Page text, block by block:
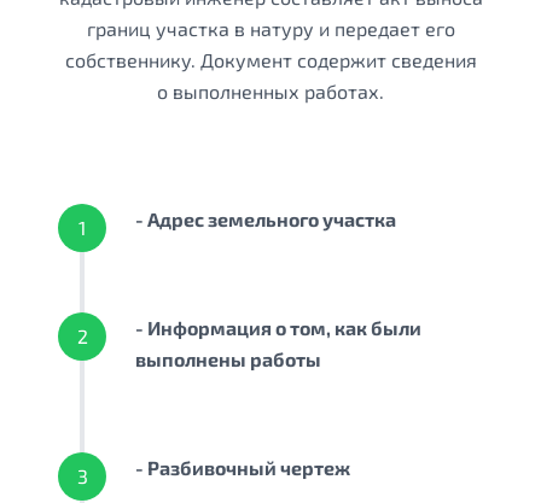
границ участка в натуру и передает его
собственнику. Документ содержит сведения
о выполненных работах.
1 - Адрес земельного участка
2
- Информация о том, как были
выполнены работы
3 - Разбивочный чертеж